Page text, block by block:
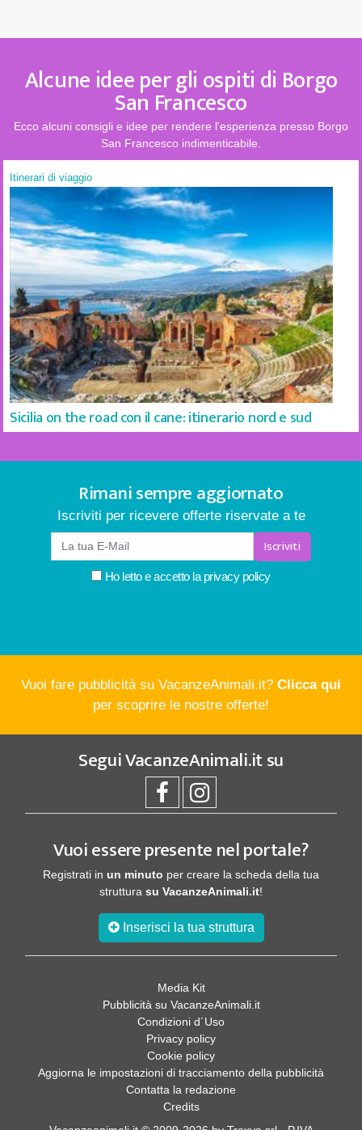
Alcune idee per gli ospiti di Borgo
San Francesco
Ecco alcuni consigli e idee per rendere l'esperienza presso Borgo
San Francesco indimenticabile.
Itinerari di viaggio
Sicilia on the road con il cane: itinerario nord e sud
Rimani sempre aggiornato
Iscriviti per ricevere offerte riservate a te
Iscriviti
Ho letto e accetto la privacy policy
Vuoi fare pubblicità su VacanzeAnimali.it? Clicca qui
per scoprire le nostre offerte!
SeguiVacanzeAnimali.itsu
Vuoi essere presente nel portale?
Registrati in un minuto per creare la scheda della tua
struttura su VacanzeAnimali.it!
Inserisci la tua struttura
Media Kit
Pubblicità su VacanzeAnimali.it
Condizioni d´Uso
Privacy policy
Cookie policy
Aggiorna le impostazioni di tracciamento della pubblicità
Contatta la redazione
Credits